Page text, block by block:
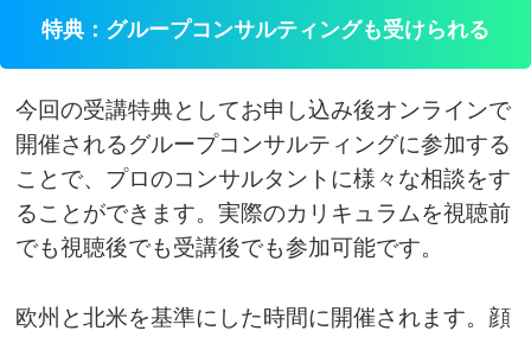
特典：グループコンサルティングも受けられる
今回の受講特典としてお申し込み後オンラインで
開催されるグループコンサルティングに参加する
ことで、プロのコンサルタントに様々な相談をす
ることができます。実際のカリキュラムを視聴前
でも視聴後でも受講後でも参加可能です。
欧州と北米を基準にした時間に開催されます。顔